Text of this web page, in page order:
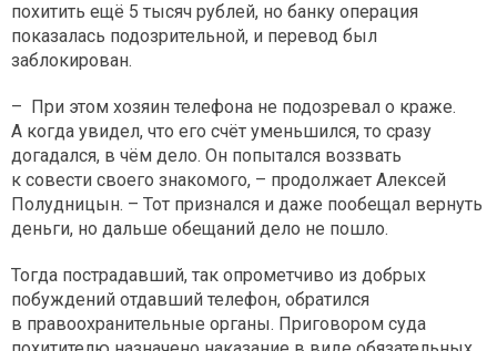
похитить ещё 5 тысяч рублей, но банку операция
показалась подозрительной, и перевод был
заблокирован.
– При этом хозяин телефона не подозревал о краже.
А когда увидел, что его счёт уменьшился, то сразу
догадался, в чём дело. Он попытался воззвать
к совести своего знакомого, – продолжает Алексей
Полудницын. – Тот признался и даже пообещал вернуть
деньги, но дальше обещаний дело не пошло.
Тогда пострадавший, так опрометчиво из добрых
побуждений отдавший телефон, обратился
в правоохранительные органы. Приговором суда